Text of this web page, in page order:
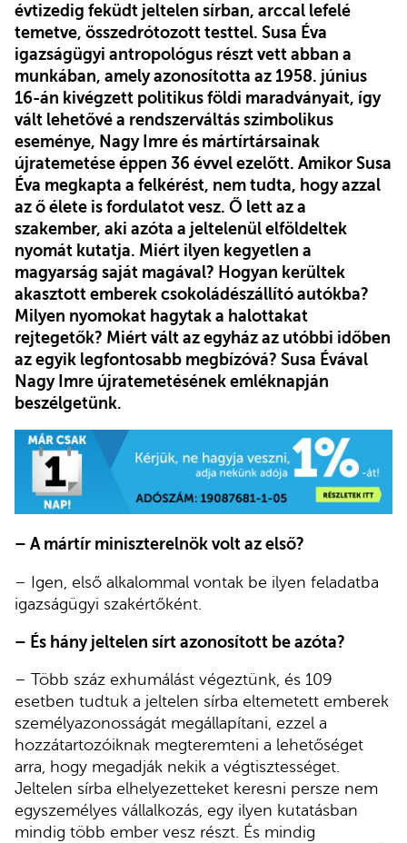
évtizedig feküdt jeltelen sírban, arccal lefelé
temetve, összedrótozott testtel. Susa Éva
igazságügyi antropológus részt vett abban a
munkában, amely azonosította az 1958. június
16-án kivégzett politikus földi maradványait, így
vált lehetővé a rendszerváltás szimbolikus
eseménye, Nagy Imre és mártírtársainak
újratemetése éppen 36 évvel ezelőtt. Amikor Susa
Éva megkapta a felkérést, nem tudta, hogy azzal
az ő élete is fordulatot vesz. Ő lett az a
szakember, aki azóta a jeltelenül elföldeltek
nyomát kutatja. Miért ilyen kegyetlen a
magyarság saját magával? Hogyan kerültek
akasztott emberek csokoládészállító autókba?
Milyen nyomokat hagytak a halottakat
rejtegetők? Miért vált az egyház az utóbbi időben
az egyik legfontosabb megbízóvá? Susa Évával
Nagy Imre újratemetésének emléknapján
beszélgetünk.
– A mártír miniszterelnök volt az első?
– Igen, első alkalommal vontak be ilyen feladatba
igazságügyi szakértőként.
– És hány jeltelen sírt azonosított be azóta?
– Több száz exhumálást végeztünk, és 109
esetben tudtuk a jeltelen sírba eltemetett emberek
személyazonosságát megállapítani, ezzel a
hozzátartozóiknak megteremteni a lehetőséget
arra, hogy megadják nekik a végtisztességet.
Jeltelen sírba elhelyezetteket keresni persze nem
egyszemélyes vállalkozás, egy ilyen kutatásban
mindig több ember vesz részt. És mindig